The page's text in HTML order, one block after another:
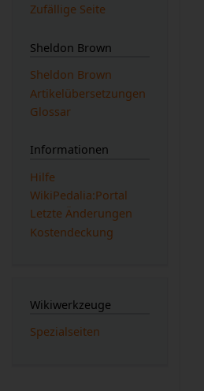
Zufällige Seite
Sheldon Brown
Sheldon Brown
Artikelübersetzungen
Glossar
Informationen
Hilfe
WikiPedalia:Portal
Letzte Änderungen
Kostendeckung
Wikiwerkzeuge
Spezialseiten